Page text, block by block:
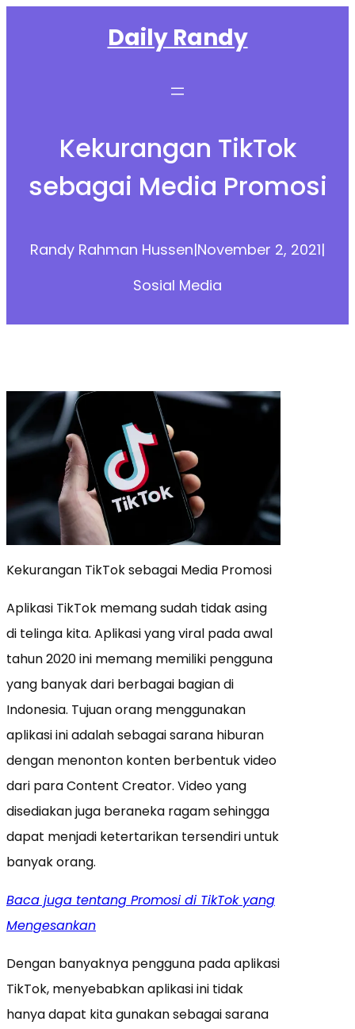
Daily Randy
Kekurangan TikTok
sebagai Media Promosi
Randy Rahman Hussen|November 2, 2021|
Sosial Media
Kekurangan TikTok sebagai Media Promosi
Aplikasi TikTok memang sudah tidak asing
di telinga kita. Aplikasi yang viral pada awal
tahun 2020 ini memang memiliki pengguna
yang banyak dari berbagai bagian di
Indonesia. Tujuan orang menggunakan
aplikasi ini adalah sebagai sarana hiburan
dengan menonton konten berbentuk video
dari para Content Creator. Video yang
disediakan juga beraneka ragam sehingga
dapat menjadi ketertarikan tersendiri untuk
banyak orang.
Baca juga tentang Promosi di TikTok yang
Mengesankan
Dengan banyaknya pengguna pada aplikasi
TikTok, menyebabkan aplikasi ini tidak
hanya dapat kita gunakan sebagai sarana